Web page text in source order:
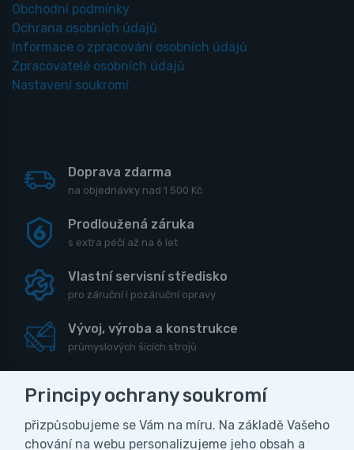
Obchodní podmínky
Ochrana osobních údajů
Informace o zpracování osobních údajů
Zpracovatelé osobních údajů
Nastavení soukromí
Doprava zdarma
na objednávky nad 1 500 Kč
Prodloužená záruka
s extra péčí až na 6 let
Vlastní servisní středisko
pro záruční i pozáruční opravy
Vývoj, výroba a konstrukce
průmyslových šicích strojů
CZK
Principy ochrany soukromí
přizpůsobujeme se Vám na míru. Na základě Vašeho
chování na webu personalizujeme jeho obsah a